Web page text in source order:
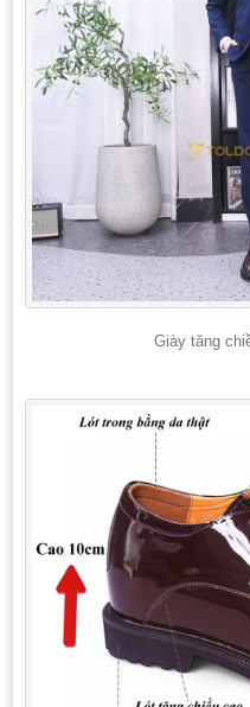
Giày tăng